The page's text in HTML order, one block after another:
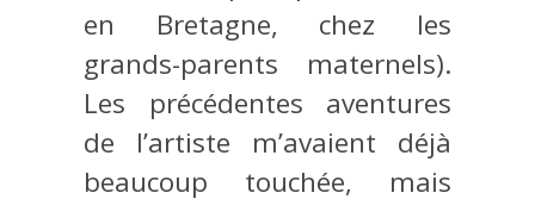
en Bretagne, chez les
grands-parents maternels).
Les précédentes aventures
de l’artiste m’avaient déjà
beaucoup touchée, mais